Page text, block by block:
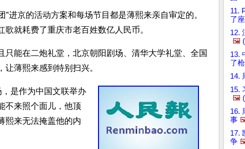
”进京的活动方案和每场节目都是薄熙来亲自审定的。
就耗费了重庆市老百姓数亿人民币。
只能在二炮礼堂，北京朝阳剧场、清华大学礼堂、全国
薄熙来感到特别扫兴。
是作为中国文联举办
不来照个面儿，他顶
熙来无法掩盖他的内
11.
了
12.
🖼️ (
13.
了
14.
15.
🖼️ (
16.
事
17.
争